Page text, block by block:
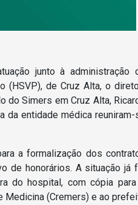
junto à administração
(HSVP), de Cruz Alta, o
do Simers em Cruz Alta,
da entidade médica reuniram-
a formalização dos
de honorários. A situação já
do hospital, com cópia
Medicina (Cremers) e ao